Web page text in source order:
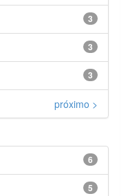
3
3
3
próximo >
6
5